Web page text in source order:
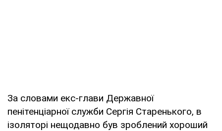
За словами екс-глави Державної
пенітенціарної служби Сергія Старенького, в
ізоляторі нещодавно був зроблений хороший